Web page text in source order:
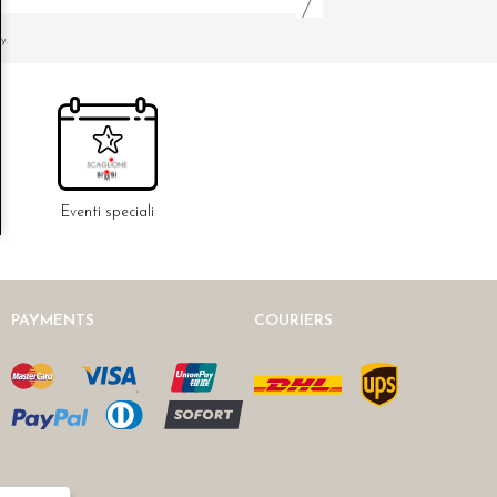
Eventi speciali
PAYMENTS COURIERS